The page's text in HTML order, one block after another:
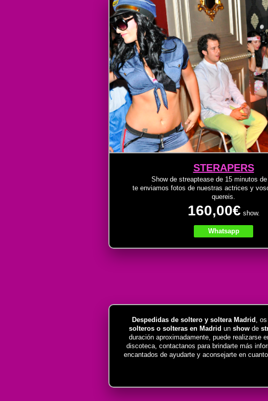
STERAPERS
Show de streaptease de 15 minutos de
te enviamos fotos de nuestras actrices y
quereis.
160,00€ show.
Whatsapp
Despedidas de soltero y soltera Madrid ,
solteros o solteras en Madrid un showde
duración aproximadamente, puede realizarse
discoteca, contactanos para brindarte más
encantados de ayudarte y aconsejarte en